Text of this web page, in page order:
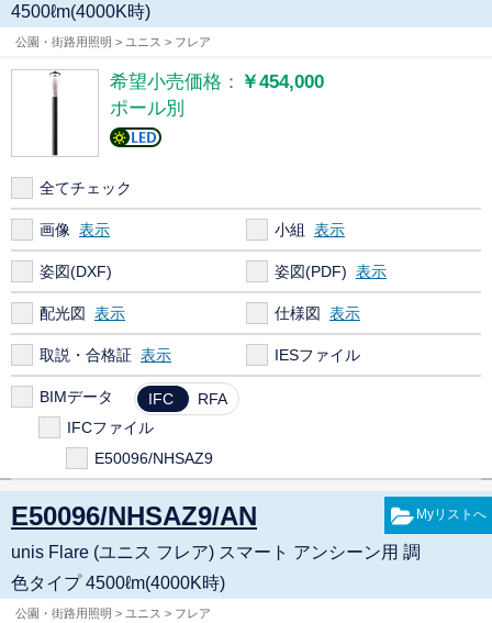
4500ℓm(4000K時)
公園・街路用照明 > ユニス > フレア
希望小売価格： ￥454,000
ポール別
全てチェック
画像 小組
姿図(DXF) 姿図(PDF)
配光図 仕様図
取説・合格証 IESファイル
BIMデータ IFC
RFA
IFCファイル
E50096/NHSAZ9
E50096/NHSAZ9/AN
unis Flare (ユニス フレア) スマート アンシーン用 調
色タイプ 4500ℓm(4000K時)
公園・街路用照明 > ユニス > フレア